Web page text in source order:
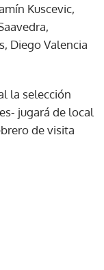
Kuscevic,
Diego Valencia
la selección
jugará de local
de visita